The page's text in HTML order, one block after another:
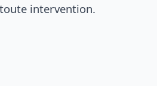
intervention.